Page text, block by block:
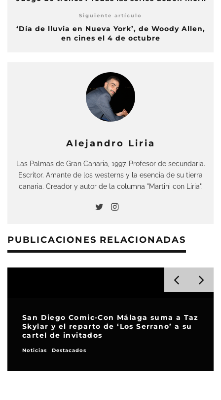
Siguiente artículo
‘Día de lluvia en Nueva York’, de Woody Allen,
en cines el 4 de octubre
Alejandro Liria
Las Palmas de Gran Canaria, 1997. Profesor de secundaria.
Escritor. Amante de los westerns y la esencia de su tierra
canaria. Creador y autor de la columna "Martini con Liria".
PUBLICACIONES RELACIONADAS
Nominaciones Premios Emmy 2026: ‘The
Pitt’ arrasa con 25 candidaturas
Festivales y premios